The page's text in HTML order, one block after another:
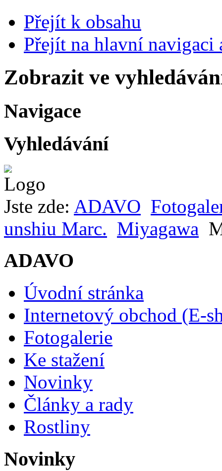
Přejít k obsahu
Přejít na hlavní navigaci
Zobrazit ve
Navigace
Vyhledávání
Jste zde: ADAVO
unshiu Marc. Miyagawa
ADAVO
Úvodní stránka
Internetový obchod (E-
Fotogalerie
Ke stažení
Novinky
Články a rady
Rostliny
Novinky